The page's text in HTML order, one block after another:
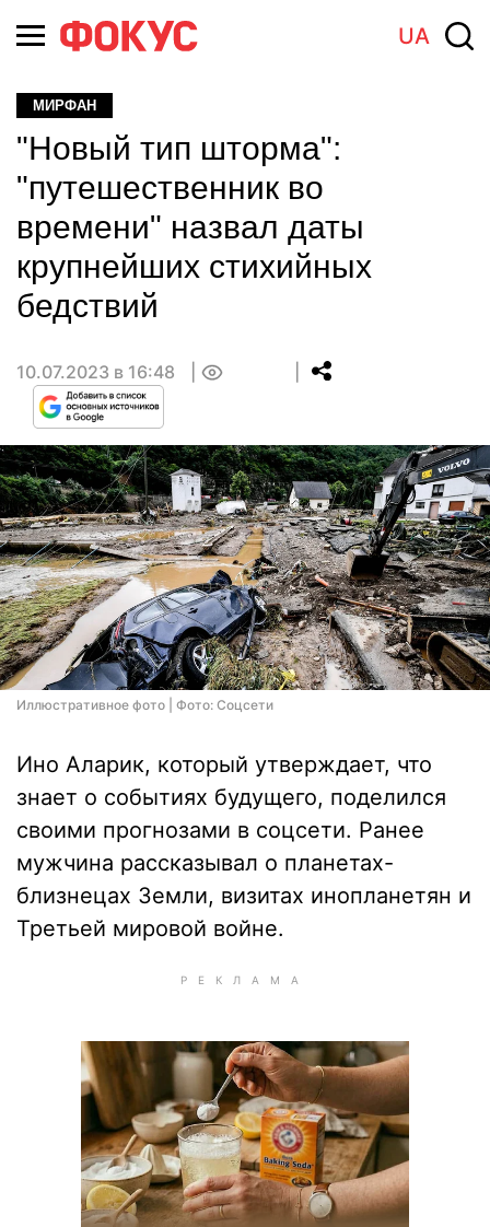
UA
МИРФАН
"Новый тип шторма":
"путешественник во
времени" назвал даты
крупнейших стихийных
бедствий
10.07.2023 в 16:48
Иллюстративное фото | Фото: Соцсети
Ино Аларик, который утверждает, что
знает о событиях будущего, поделился
своими прогнозами в соцсети. Ранее
мужчина рассказывал о планетах-
близнецах Земли, визитах инопланетян и
Третьей мировой войне.